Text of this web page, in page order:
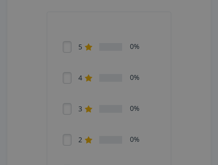
5 0%
4 0%
3 0%
2 0%